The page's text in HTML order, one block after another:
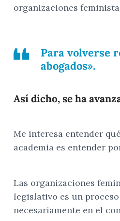
organizaciones
Para volverse
abogados».
Así dicho, se ha
Me interesa entender
academia es entender
Las organizaciones
legislativo es un
necesariamente en el